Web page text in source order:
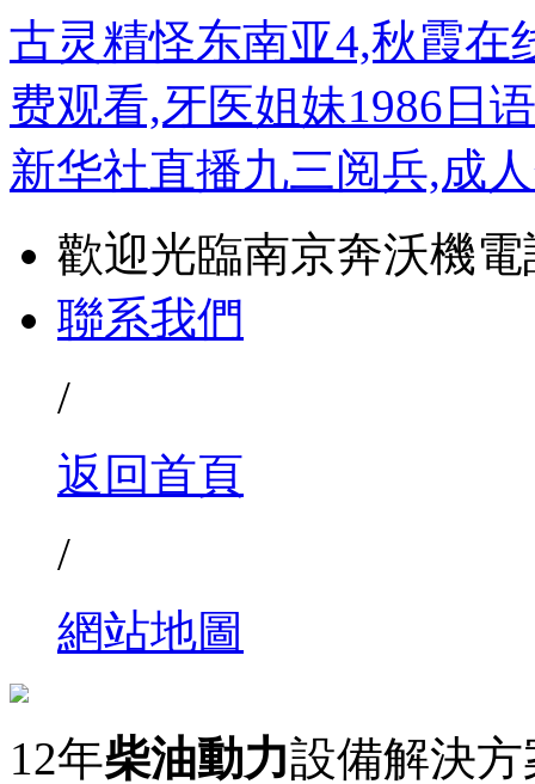
古灵精怪东南亚4,秋霞在
费观看,牙医姐妹1986日
新华社直播九三阅兵,成
歡迎光臨南京奔沃機
聯系我們
/
返回首頁
/
網站地圖
12年柴油動力設備解決